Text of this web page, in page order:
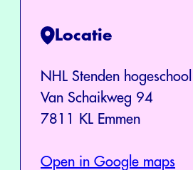
Locatie
NHL Stenden
Van Schaikweg 94
7811 KL Emmen
Open in Google maps